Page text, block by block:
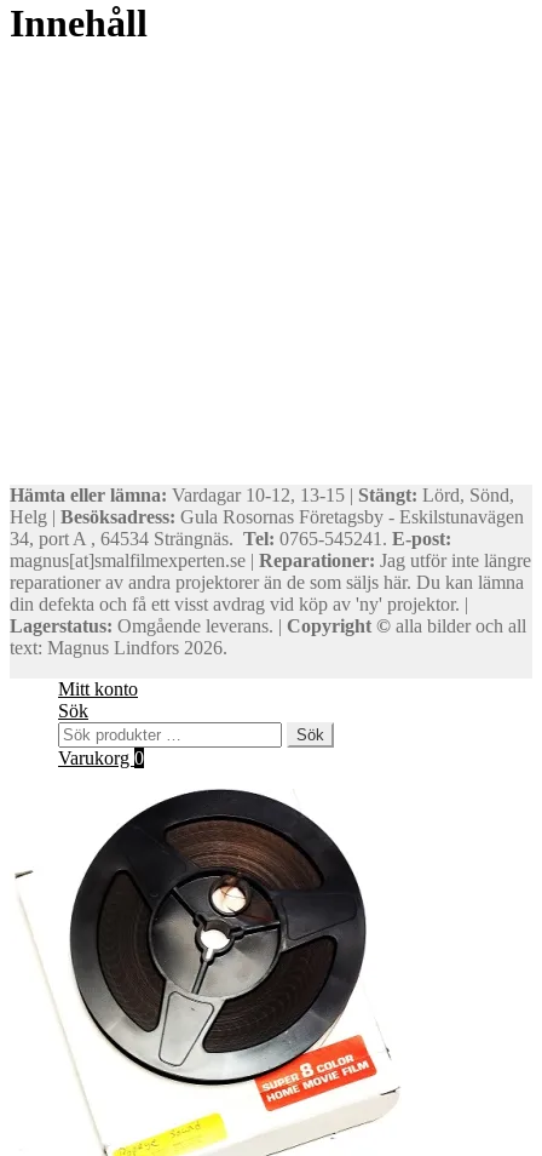
Innehåll
Hämta eller lämna: Vardagar 10-12, 13-15 | Stängt: Lörd, Sönd,
Helg | Besöksadress: Gula Rosornas Företagsby - Eskilstunavägen
34, port A , 64534 Strängnäs. Tel: 0765-545241. E-post:
magnus[at]smalfilmexperten.se | Reparationer: Jag utför inte längre
reparationer av andra projektorer än de som säljs här. Du kan lämna
din defekta och få ett visst avdrag vid köp av 'ny' projektor. |
Lagerstatus: Omgående leverans. | Copyright © alla bilder och all
text: Magnus Lindfors 2026.
Mitt konto
Sök
Sök
efter:
Sök
Varukorg 0